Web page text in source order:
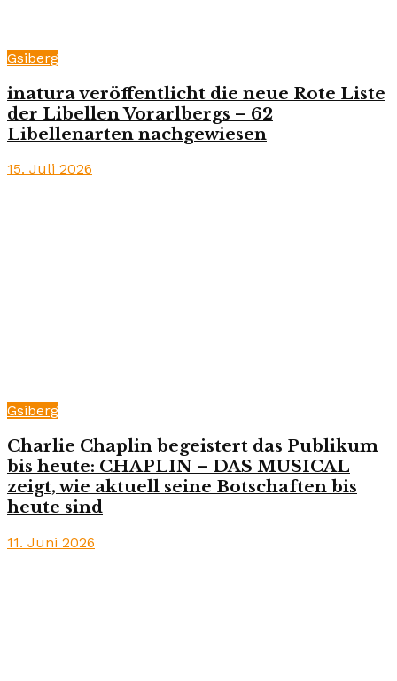
Gsiberg
inatura veröffentlicht die neue Rote Liste
der Libellen Vorarlbergs – 62
Libellenarten nachgewiesen
15. Juli 2026
Gsiberg
Charlie Chaplin begeistert das Publikum
bis heute: CHAPLIN – DAS MUSICAL
zeigt, wie aktuell seine Botschaften bis
heute sind
11. Juni 2026